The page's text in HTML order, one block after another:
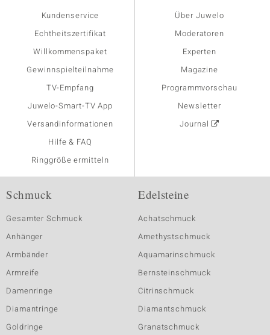
Kundenservice
Echtheitszertifikat
Willkommenspaket
Gewinnspielteilnahme
TV-Empfang
Juwelo-Smart-TV App
Versandinformationen
Hilfe & FAQ
Ringgröße ermitteln
Über Juwelo
Moderatoren
Experten
Magazine
Programmvorschau
Newsletter
Journal
Schmuck
Gesamter Schmuck
Anhänger
Armbänder
Armreife
Damenringe
Diamantringe
Goldringe
Edelsteine
Achatschmuck
Amethystschmuck
Aquamarinschmuck
Bernsteinschmuck
Citrinschmuck
Diamantschmuck
Granatschmuck